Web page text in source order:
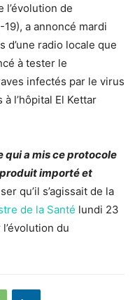
de
19), a annoncé mardi
d’une radio locale que
à tester le
infectés par le virus
l’hôpital El Kettar
qui a mis ce protocole
importé et
qu’il s’agissait de la
de la Santé lundi 23
du